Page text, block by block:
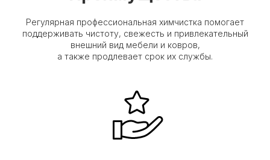
Регулярная профессиональная химчистка помогает
поддерживать чистоту, свежесть и привлекательный
внешний вид мебели и ковров,
а также продлевает срок их службы.